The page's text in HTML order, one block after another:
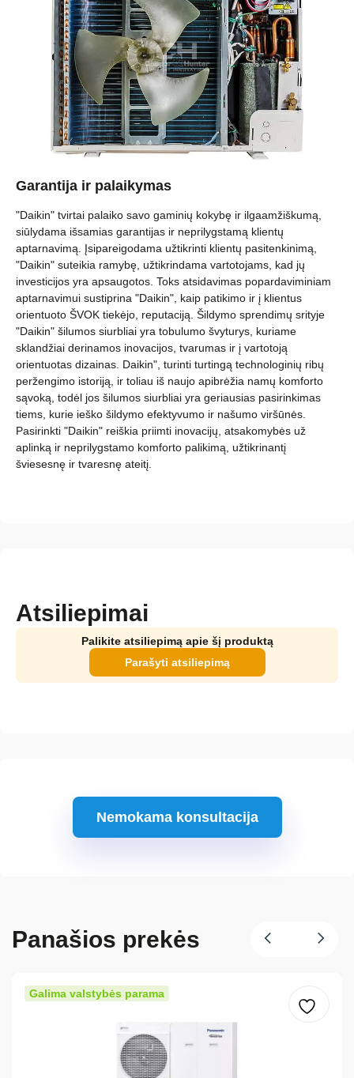
Garantija ir palaikymas
"Daikin" tvirtai palaiko savo gaminių kokybę ir ilgaamžiškumą,
siūlydama išsamias garantijas ir neprilygstamą klientų
aptarnavimą. Įsipareigodama užtikrinti klientų pasitenkinimą,
"Daikin" suteikia ramybę, užtikrindama vartotojams, kad jų
investicijos yra apsaugotos. Toks atsidavimas popardaviminiam
aptarnavimui sustiprina "Daikin", kaip patikimo ir į klientus
orientuoto ŠVOK tiekėjo, reputaciją. Šildymo sprendimų srityje
"Daikin" šilumos siurbliai yra tobulumo švyturys, kuriame
sklandžiai derinamos inovacijos, tvarumas ir į vartotoją
orientuotas dizainas. Daikin", turinti turtingą technologinių ribų
peržengimo istoriją, ir toliau iš naujo apibrėžia namų komforto
sąvoką, todėl jos šilumos siurbliai yra geriausias pasirinkimas
tiems, kurie ieško šildymo efektyvumo ir našumo viršūnės.
Pasirinkti "Daikin" reiškia priimti inovacijų, atsakomybės už
aplinką ir neprilygstamo komforto palikimą, užtikrinantį
šviesesnę ir tvaresnę ateitį.
Atsiliepimai
Palikite atsiliepimą apie šį produktą
Parašyti atsiliepimą
Nemokama konsultacija
Panašios prekės
Galima valstybės parama